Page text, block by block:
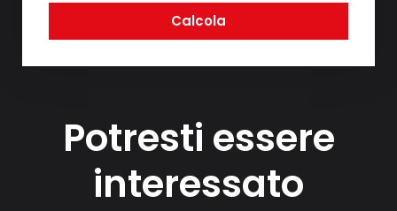
Calcola
Potresti essere
interessato